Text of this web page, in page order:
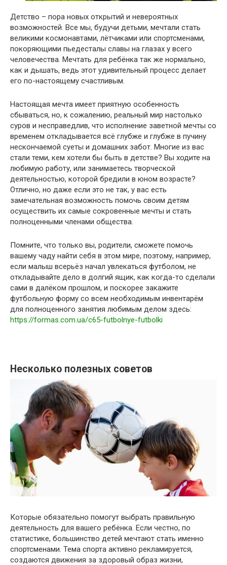
Детство – пора новых открытий и невероятных
возможностей. Все мы, будучи детьми, мечтали стать
великими космонавтами, лётчиками или спортсменами,
покоряющими пьедесталы славы на глазах у всего
человечества. Мечтать для ребёнка так же нормально,
как и дышать, ведь этот удивительный процесс делает
его по-настоящему счастливым.
Настоящая мечта имеет приятную особенность
сбываться, но, к сожалению, реальный мир настолько
суров и несправедлив, что исполнение заветной мечты со
временем откладывается всё глубже и глубже в пучину
нескончаемой суеты и домашних забот. Многие из вас
стали теми, кем хотели бы быть в детстве? Вы ходите на
любимую работу, или занимаетесь творческой
деятельностью, которой бредили в юном возрасте?
Отлично, но даже если это не так, у вас есть
замечательная возможность помочь своим детям
осуществить их самые сокровенные мечты и стать
полноценными членами общества.
Помните, что только вы, родители, сможете помочь
вашему чаду найти себя в этом мире, поэтому, например,
если малыш всерьёз начал увлекаться футболом, не
откладывайте дело в долгий ящик, как когда-то сделали
сами в далёком прошлом, и поскорее закажите
футбольную форму со всем необходимым инвентарём
для полноценного занятия любимым делом здесь:
https://formas.com.ua/c65-futbolnye-futbolki
Несколько полезных советов
Которые обязательно помогут выбрать правильную
деятельность для вашего ребёнка. Если честно, по
статистике, большинство детей мечтают стать именно
спортсменами. Тема спорта активно рекламируется,
создаются движения за здоровый образ жизни,